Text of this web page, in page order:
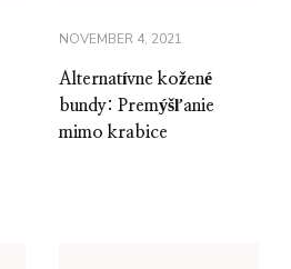
NOVEMBER 4, 2021
Alternatívne kožené
bundy: Premýšľanie
mimo krabice